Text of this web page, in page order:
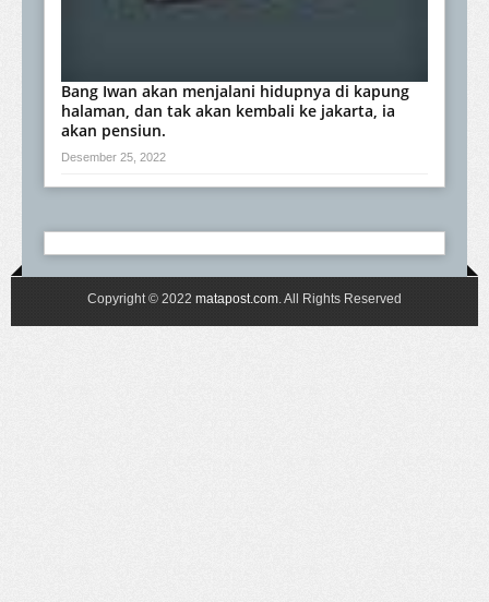
Bang Iwan akan menjalani hidupnya di kapung
halaman, dan tak akan kembali ke jakarta, ia
akan pensiun.
Desember 25, 2022
Copyright © 2022 matapost.com. All Rights Reserved